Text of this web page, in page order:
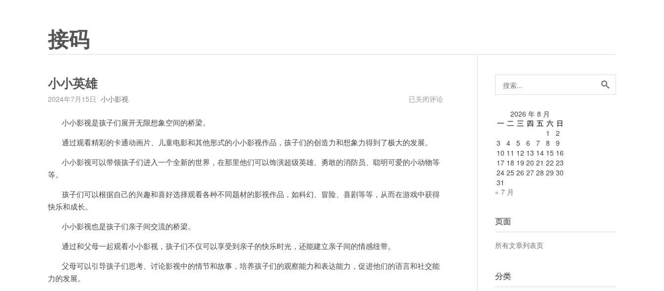
接码
小小英雄
2024年7月15日 小小影视
小
已关闭评论
小小影视是孩子们展开无限想象空间的桥梁。
通过观看精彩的卡通动画片、儿童电影和其他形式的小小影视作品，孩子们的创造力和想象力得到了极大的发展。
小小影视可以带领孩子们进入一个全新的世界，在那里他们可以饰演超级英雄、勇敢的消防员、聪明可爱的小动物等
等。
孩子们可以根据自己的兴趣和喜好选择观看各种不同题材的影视作品，如科幻、冒险、喜剧等等，从而在游戏中获得
快乐和成长。
小小影视也是孩子们亲子间交流的桥梁。
通过和父母一起观看小小影视，孩子们不仅可以享受到亲子的快乐时光，还能建立亲子间的情感纽带。
父母可以引导孩子们思考、讨论影视中的情节和故事，培养孩子们的观察能力和表达能力，促进他们的语言和社交能
力的发展。
搜
索...
2026 年 8 月
一 二 三 四 五 六 日
1
2
3
4 5 6 7 8
9
10 11 12 13 14 15 16
17 18 19 20 21 22 23
24 25 26 27 28 29 30
31
« 7 月
页面
所有文章列表页
分类